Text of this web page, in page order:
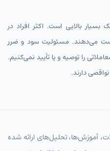
بسیار بالایی است. اکثر افراد در
دست می‌دهند. مسئولیت سود و ضرر
را توصیه و یا تأیید نمی‌کنیم.
دارند.
آموزش‌ها، تحلیل‌های ارائه شده